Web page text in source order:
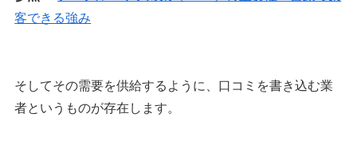
客できる強み
そしてその需要を供給するように、口コミを書き込む業
者というものが存在します。